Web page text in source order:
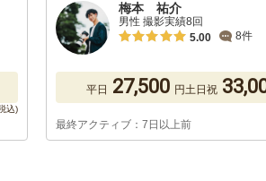
梅本 祐介
男性 撮影実績8回
5.00
8件
平日 27,500 円土日祝
最終アクティブ：7日以上前